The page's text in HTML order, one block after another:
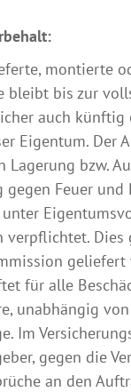
montierte
bleibt bis zur
auch künftig
Eigentum. Der
Lagerung bzw.
gegen Feuer
verpflichtet.
geliefert
für alle
unabhängig
Im
gegen die
an den